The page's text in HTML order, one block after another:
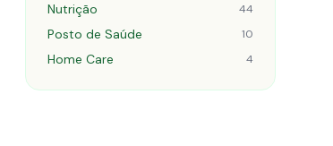
Nutrição 44
Posto de Saúde 10
Home Care 4